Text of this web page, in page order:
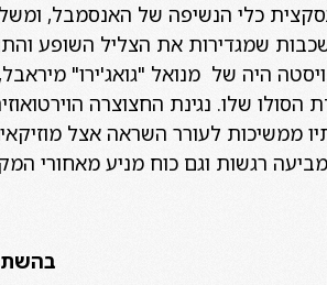
כלי הנשיפה של האנסמבל,
שמגדירות את הצליל השופע
היה של מנואל "גואג'ירו"
הסולו שלו. נגינת החצוצרה
ממשיכות לעורר השראה אצל
מביעה רגשות וגם כוח מניע מאחורי